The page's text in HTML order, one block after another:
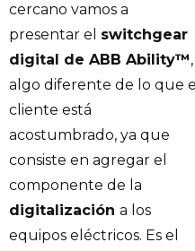
cercano vamos a
presentar el switchgear
digital de ABB Ability™,
algo diferente de lo que el
cliente está
acostumbrado, ya que
consiste en agregar el
componente de la
digitalización a los
equipos eléctricos. Es el